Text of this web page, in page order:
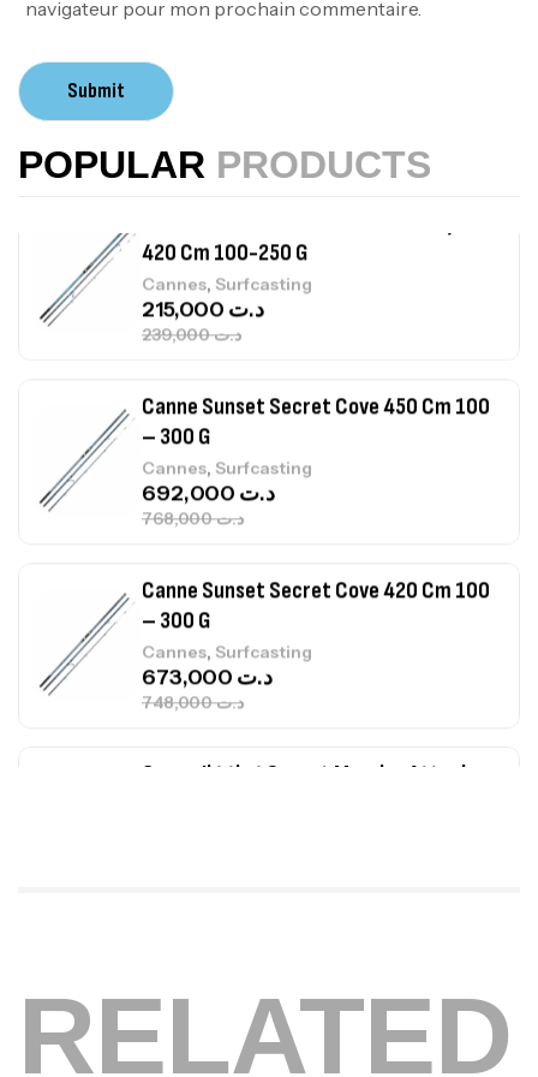
navigateur pour mon prochain commentaire.
Submit
POPULAR PRODUCTS
420 Cm 100-250 G
Cannes
د.ت
Canne Sunset Secret Cove 450 Cm 100
– 300 G
Cannes, Surfcasting
د.ت768,000
د.ت692,000
Canne Sunset Secret Cove 420 Cm 100
– 300 G
Cannes, Surfcasting
د.ت
د.ت 673,000
Canne Jigging Sunset Massive Attack
1.83m 120/250gr 30kg
Cannes, Jigging
د.ت 379,000
د.ت340,000
Accastillage bateau,Accessoires bateaux
د.ت
RELATED